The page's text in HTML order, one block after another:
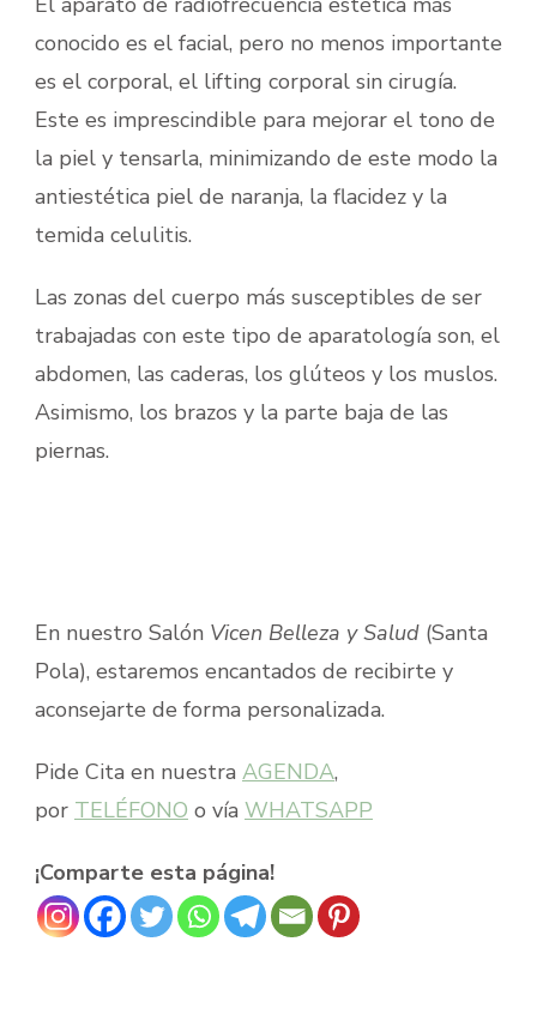
conocido es el facial, pero no menos importante
es el corporal, el lifting corporal sin cirugía.
Este es imprescindible para mejorar el tono de
la piel y tensarla, minimizando de este modo la
antiestética piel de naranja, la flacidez y la
temida celulitis.
Las zonas del cuerpo más susceptibles de ser
trabajadas con este tipo de aparatología son, el
abdomen, las caderas, los glúteos y los muslos.
Asimismo, los brazos y la parte baja de las
piernas.
En nuestro Salón Vicen Belleza y Salud (Santa
Pola), estaremos encantados de recibirte y
aconsejarte de forma personalizada.
Pide Cita en nuestra AGENDA,
por TELÉFONO o vía WHATSAPP
¡Comparte esta página!